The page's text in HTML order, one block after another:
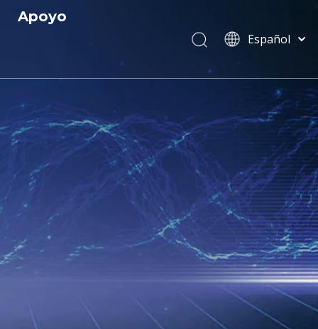
Apoyo
Preguntas más frecuentes
Español
简体中文
العربية
Français
Pусский
Português
Italiano
Tiếng Việt
ไทย
বাংলা